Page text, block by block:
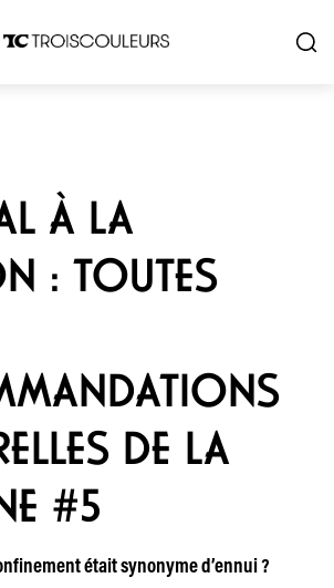
À LA
: TOUTES
DE LA
#5
était synonyme d’ennui ?